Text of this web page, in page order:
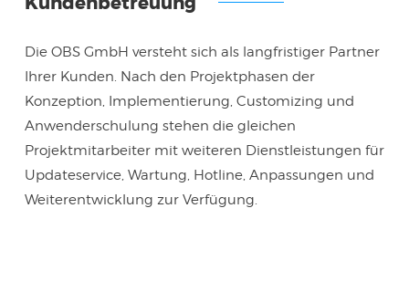
Die OBS GmbH versteht sich als langfristiger Partner
Ihrer Kunden. Nach den Projektphasen der
Konzeption, Implementierung, Customizing und
Anwenderschulung stehen die gleichen
Projektmitarbeiter mit weiteren Dienstleistungen für
Updateservice, Wartung, Hotline, Anpassungen und
Weiterentwicklung zur Verfügung.